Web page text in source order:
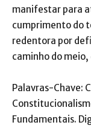
manifestar para
cumprimento do
redentora por
caminho do
Palavras-Chave:
Fundamentais.